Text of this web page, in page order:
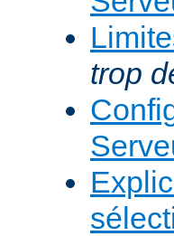
trop